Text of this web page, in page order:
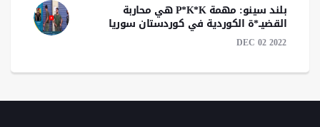
بلند سينو: مهمة P*K*K هي محاربة
القضيــ*ة الكوردية في كوردستان سوريا
DEC 02 2022